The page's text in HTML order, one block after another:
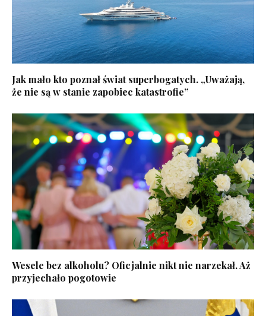
Jak mało kto poznał świat superbogatych. „Uważają,
że nie są w stanie zapobiec katastrofie”
Wesele bez alkoholu? Oficjalnie nikt nie narzekał. Aż
przyjechało pogotowie